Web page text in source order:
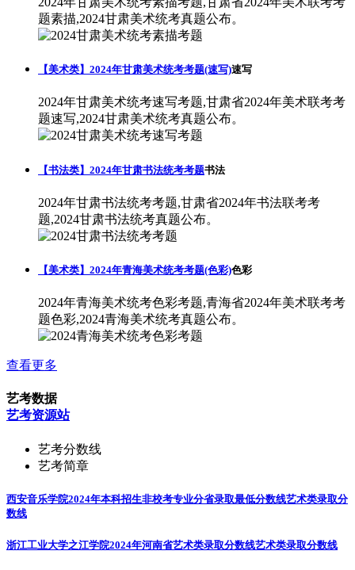
题素描,2024甘肃美术统考真题公布。
【美术类】2024年甘肃美术统考考题(速写)速写
2024年甘肃美术统考速写考题,甘肃省2024年美术联考考
题速写,2024甘肃美术统考真题公布。
【书法类】2024年甘肃书法统考考题书法
2024年甘肃书法统考考题,甘肃省2024年书法联考考
题,2024甘肃书法统考真题公布。
【美术类】2024年青海美术统考考题(色彩)色彩
2024年青海美术统考色彩考题,青海省2024年美术联考考
题色彩,2024青海美术统考真题公布。
查看更多
艺考数据
艺考资源站
艺考分数线
艺考简章
西安音乐学院2024年本科招生非校考专业分省录取最低分数线艺术类录取分
数线
浙江工业大学之江学院2024年河南省艺术类录取分数线艺术类录取分数线